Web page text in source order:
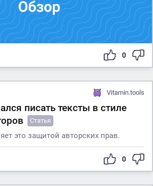
0
Vitamin.tools
писать тексты в стиле
Статья
это защитой авторских прав.
0